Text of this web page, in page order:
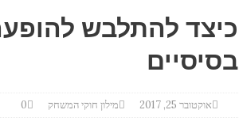
בסיסיים
אוקטובר 25, 2017 מילון חוקי המשחק 0